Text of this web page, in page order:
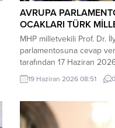
AVRUPA
OCAKLARI TÜRK
MHP milletvekili Prof. Dr.
parlamentosuna cevap
tarafından 17 Haziran
Türkiye Raporu, teknik bir
ziyade, Türkiye-AB
alan bir siyasi pozisyon
içeriği, Türkiye’nin iç
19 Haziran 2026 08:51 0